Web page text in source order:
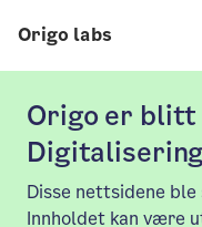
Origo labs
Origo er blitt
Disse nettsidene
Innholdet kan være